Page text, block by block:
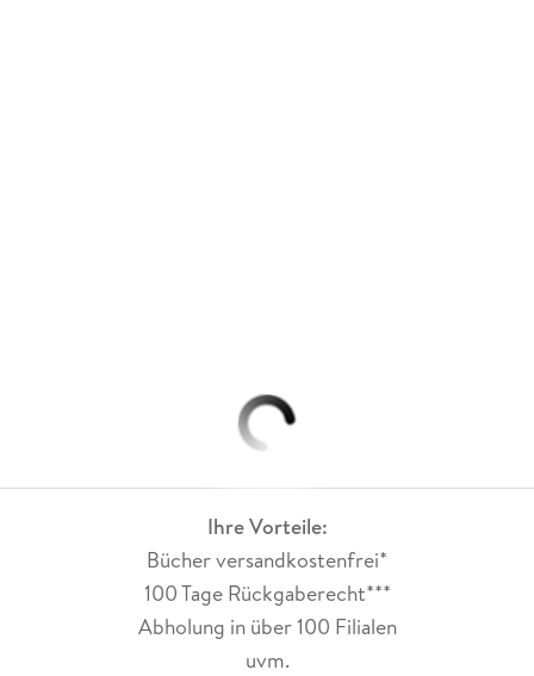
Ihre Vorteile:
Bücher versandkostenfrei*
100 Tage Rückgaberecht***
Abholung in über 100 Filialen
uvm.